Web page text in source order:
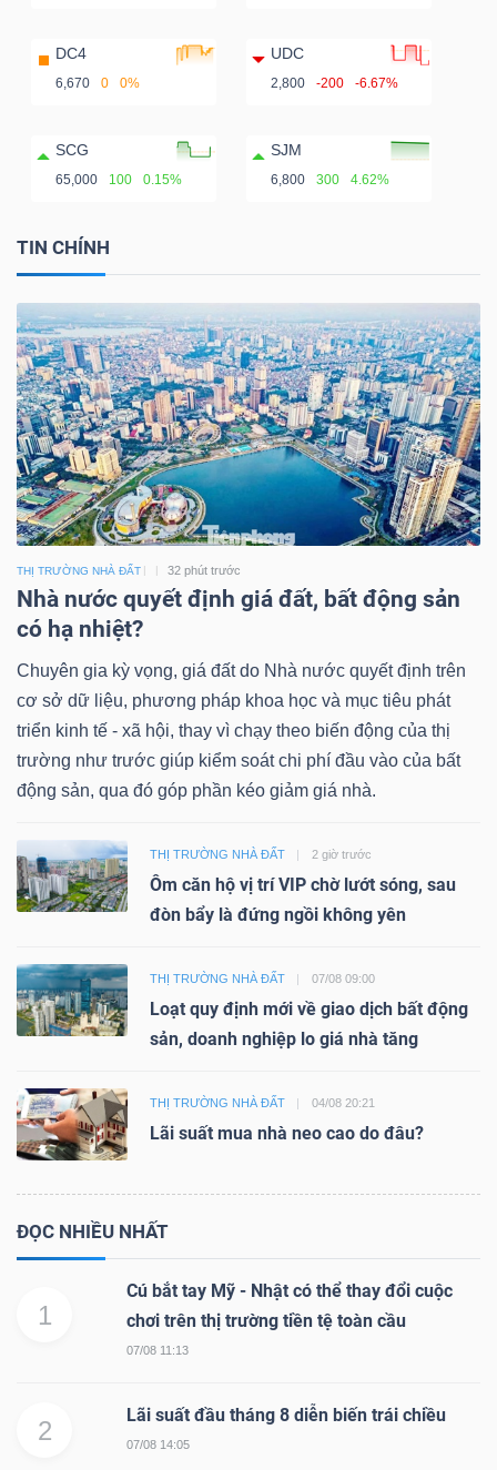
DC4
6,670 0 0%
UDC
2,800 -200 -6.67%
SCG
65,000 100 0.15%
SJM
6,800 300 4.62%
TIN CHÍNH
THỊ TRƯỜNG NHÀ ĐẤT 32 phút trước
Nhà nước quyết định giá đất, bất động sản
có hạ nhiệt?
Chuyên gia kỳ vọng, giá đất do Nhà nước quyết định trên
cơ sở dữ liệu, phương pháp khoa học và mục tiêu phát
triển kinh tế - xã hội, thay vì chạy theo biến động của thị
trường như trước giúp kiểm soát chi phí đầu vào của bất
động sản, qua đó góp phần kéo giảm giá nhà.
THỊ TRƯỜNG NHÀ ĐẤT 2 giờ trước
Ôm căn hộ vị trí VIP chờ lướt sóng, sau
đòn bẩy là đứng ngồi không yên
THỊ TRƯỜNG NHÀ ĐẤT 07/08 09:00
Loạt quy định mới về giao dịch bất động
sản, doanh nghiệp lo giá nhà tăng
THỊ TRƯỜNG NHÀ ĐẤT 04/08 20:21
Lãi suất mua nhà neo cao do đâu?
ĐỌC NHIỀU NHẤT
1
Cú bắt tay Mỹ - Nhật có thể thay đổi cuộc
chơi trên thị trường tiền tệ toàn cầu
07/08 11:13
2
Lãi suất đầu tháng 8 diễn biến trái chiều
07/08 14:05